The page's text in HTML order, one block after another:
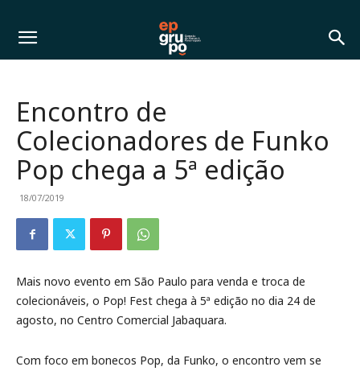
Encontro de
Colecionadores de Funko
Pop chega a 5ª edição
18/07/2019
Mais novo evento em São Paulo para venda e troca de
colecionáveis, o Pop! Fest chega à 5ª edição no dia 24 de
agosto, no Centro Comercial Jabaquara.
Com foco em bonecos Pop, da Funko, o encontro vem se